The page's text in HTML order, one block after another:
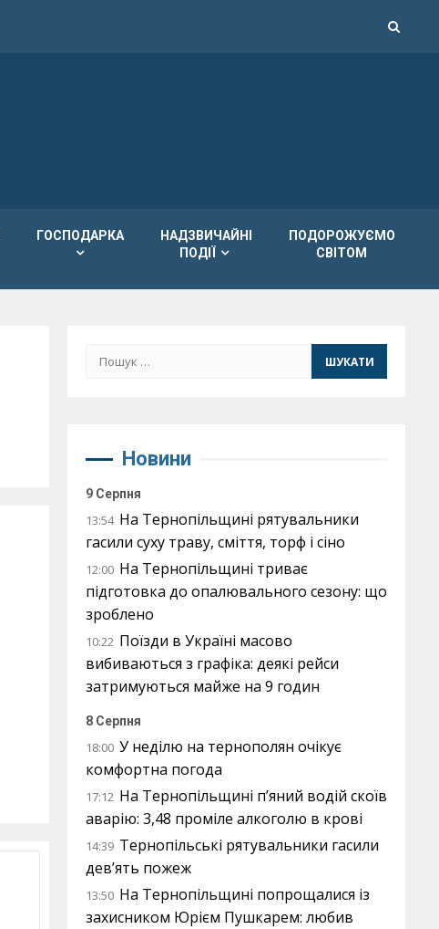
ГОСПОДАРКА
НАДЗВИЧАЙНІ
ПОДІЇ
ПОДОРОЖУЄМО
СВІТОМ
Пошук:
Новини
9 Серпня
13:54 На Тернопільщині рятувальники
гасили суху траву, сміття, торф і сіно
12:00 На Тернопільщині триває
підготовка до опалювального сезону: що
зроблено
10:22 Поїзди в Україні масово
вибиваються з графіка: деякі рейси
затримуються майже на 9 годин
8 Серпня
18:00 У неділю на тернополян очікує
комфортна погода
17:12 На Тернопільщині п’яний водій скоїв
аварію: 3,48 проміле алкоголю в крові
14:39 Тернопільські рятувальники гасили
дев’ять пожеж
13:50 На Тернопільщині попрощалися із
захисником Юрієм Пушкарем: любив